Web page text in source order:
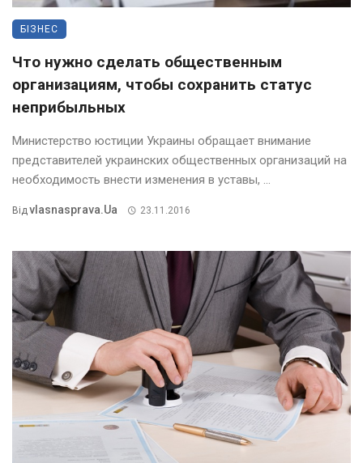
БІЗНЕС
Что нужно сделать общественным
организациям, чтобы сохранить статус
неприбыльных
Министерство юстиции Украины обращает внимание
представителей украинских общественных организаций на
необходимость внести изменения в уставы, ...
ВідVlasnasprava.ua 23.11.2016